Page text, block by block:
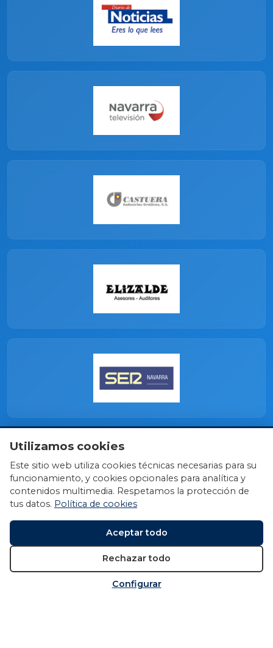
Utilizamos cookies
Este sitio web utiliza cookies técnicas necesarias para su
funcionamiento, y cookies opcionales para analítica y
contenidos multimedia. Respetamos la protección de
tus datos. Política de cookies
Aceptar todo
Rechazar todo
Configurar